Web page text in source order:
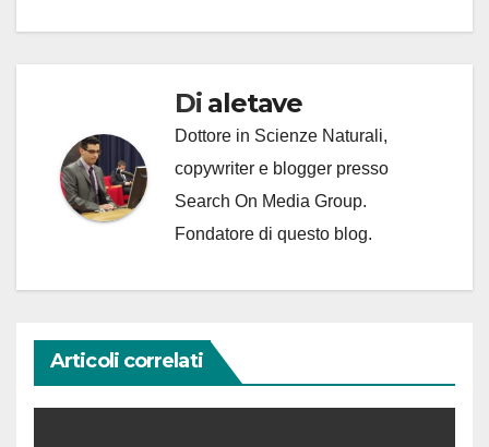
Di aletave
Dottore in Scienze Naturali,
copywriter e blogger presso
Search On Media Group.
Fondatore di questo blog.
Articoli correlati